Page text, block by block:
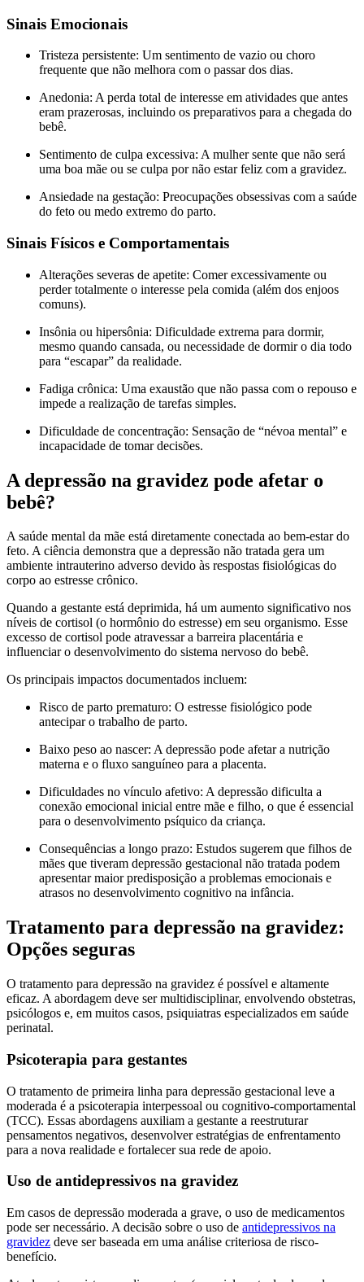
Sinais Emocionais
Tristeza persistente: Um sentimento de vazio ou choro
frequente que não melhora com o passar dos dias.
Anedonia: A perda total de interesse em atividades que antes
eram prazerosas, incluindo os preparativos para a chegada do
bebê.
Sentimento de culpa excessiva: A mulher sente que não será
uma boa mãe ou se culpa por não estar feliz com a gravidez.
Ansiedade na gestação: Preocupações obsessivas com a saúde
do feto ou medo extremo do parto.
Sinais Físicos e Comportamentais
Alterações severas de apetite: Comer excessivamente ou
perder totalmente o interesse pela comida (além dos enjoos
comuns).
Insônia ou hipersônia: Dificuldade extrema para dormir,
mesmo quando cansada, ou necessidade de dormir o dia todo
para “escapar” da realidade.
Fadiga crônica: Uma exaustão que não passa com o repouso e
impede a realização de tarefas simples.
Dificuldade de concentração: Sensação de “névoa mental” e
incapacidade de tomar decisões.
A depressão na gravidez pode afetar o
bebê?
A saúde mental da mãe está diretamente conectada ao bem-estar do
feto. A ciência demonstra que a depressão não tratada gera um
ambiente intrauterino adverso devido às respostas fisiológicas do
corpo ao estresse crônico.
Quando a gestante está deprimida, há um aumento significativo nos
níveis de cortisol (o hormônio do estresse) em seu organismo. Esse
excesso de cortisol pode atravessar a barreira placentária e
influenciar o desenvolvimento do sistema nervoso do bebê.
Os principais impactos documentados incluem:
Risco de parto prematuro: O estresse fisiológico pode
antecipar o trabalho de parto.
Baixo peso ao nascer: A depressão pode afetar a nutrição
materna e o fluxo sanguíneo para a placenta.
Dificuldades no vínculo afetivo: A depressão dificulta a
conexão emocional inicial entre mãe e filho, o que é essencial
para o desenvolvimento psíquico da criança.
Consequências a longo prazo: Estudos sugerem que filhos de
mães que tiveram depressão gestacional não tratada podem
apresentar maior predisposição a problemas emocionais e
atrasos no desenvolvimento cognitivo na infância.
Tratamento para depressão na gravidez:
Opções seguras
O tratamento para depressão na gravidez é possível e altamente
eficaz. A abordagem deve ser multidisciplinar, envolvendo obstetras,
psicólogos e, em muitos casos, psiquiatras especializados em saúde
perinatal.
Psicoterapia para gestantes
O tratamento de primeira linha para depressão gestacional leve a
moderada é a psicoterapia interpessoal ou cognitivo-comportamental
(TCC). Essas abordagens auxiliam a gestante a reestruturar
pensamentos negativos, desenvolver estratégias de enfrentamento
para a nova realidade e fortalecer sua rede de apoio.
Uso de antidepressivos na gravidez
Em casos de depressão moderada a grave, o uso de medicamentos
pode ser necessário. A decisão sobre o uso de antidepressivos na
gravidez deve ser baseada em uma análise criteriosa de risco-
benefício.